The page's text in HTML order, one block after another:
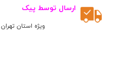
ارسال توسط پیک
ویژه استان تهران